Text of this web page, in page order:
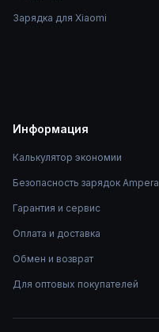
Зарядка для Xiaomi
Информация
Калькулятор экономии
Безопасность зарядок Ampera
Гарантия и сервис
Оплата и доставка
Обмен и возврат
Для оптовых покупателей